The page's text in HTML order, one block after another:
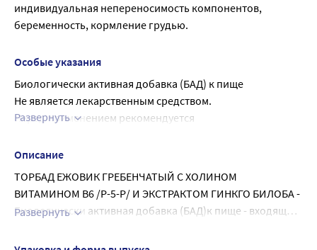
индивидуальная непереносимость компонентов,
беременность, кормление грудью.
Особые указания
Биологически активная добавка (БАД) к пище
Не является лекарственным средством.
Перед применением рекомендуется
Развернуть
Описание
ТОРБАД ЕЖОВИК ГРЕБЕНЧАТЫЙ С ХОЛИНОМ
ВИТАМИНОМ В6 /Р-5-Р/ И ЭКСТРАКТОМ ГИНКГО БИЛОБА -
Биологически активная добавка (БАД)к пище - входящие
улучшению когнитивных функций мозга обучаемости
санитарно-эпидемиологическим и гигиеническим
Развернуть